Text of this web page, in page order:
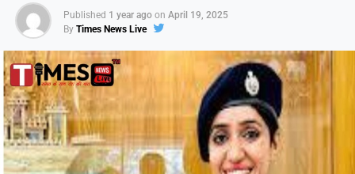
Published 1 year ago on April 19, 2025
By Times News Live